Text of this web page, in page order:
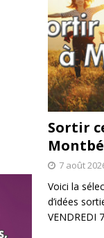
Sortir
7 août
Voici la
d’idées
VENDREDI